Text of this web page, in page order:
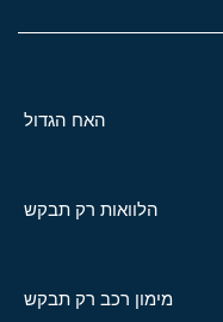
האח הגדול
הלוואות רק תבקש
מימון רכב רק תבקש